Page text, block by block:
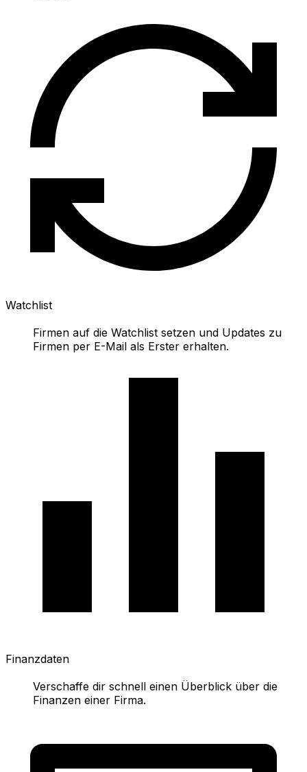
Watchlist
Firmen auf die Watchlist setzen und Updates zu
Firmen per E-Mail als Erster erhalten.
Finanzdaten
Verschaffe dir schnell einen Überblick über die
Finanzen einer Firma.